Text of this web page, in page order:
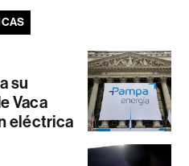
su
Vaca
eléctrica